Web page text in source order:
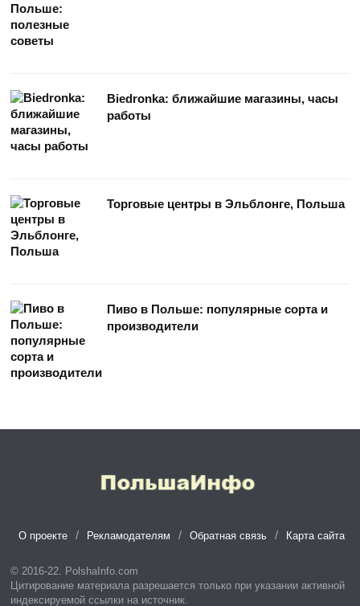
Biedronka: ближайшие магазины, часы
работы
Торговые центры в Эльблонге, Польша
Пиво в Польше: популярные сорта и
производители
О проекте Рекламодателям Обратная связь Карта сайта
© 2016-22. PolshaInfo.com
Цитирование материала разрешается только при указании активной
индексируемой ссылки на источник.